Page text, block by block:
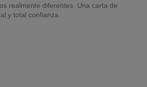
realmente diferentes. Una carta de
y total confianza.